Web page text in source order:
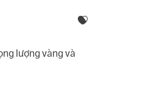
lượng vàng và